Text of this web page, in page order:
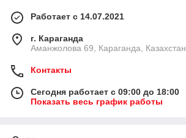
Работает с 14.07.2021
г. Караганда
Аманжолова 69, Караганда, Казахстан
Контакты
Сегодня работает с 09:00 до 18:00
Показать весь график работы